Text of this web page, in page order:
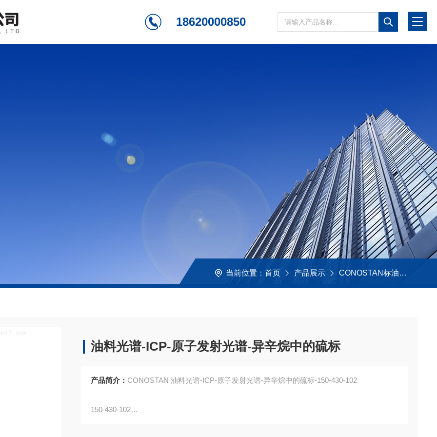
18620000850
当前位置： 首页 产品展示 CONOSTAN标油
油料光谱-ICP-原子发射光谱-异辛烷中的硫标
产品简介： CONOSTAN 油料光谱-ICP-原子发射光谱-异辛烷中的硫标-150-430-102
150-430-102